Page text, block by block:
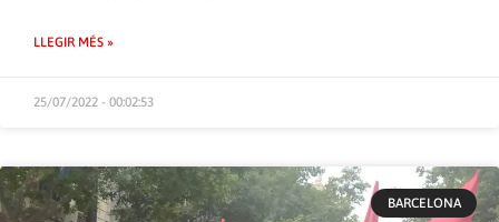
LLEGIR MÉS »
25/07/2022 - 00:02:53
BARCELONA